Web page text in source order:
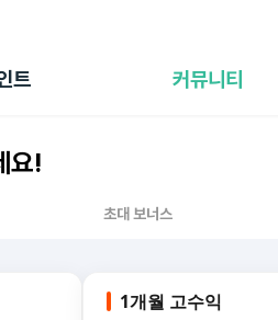
트 커뮤니티
룰렛
랭킹
요!
초대 보너스
1개월 고수익